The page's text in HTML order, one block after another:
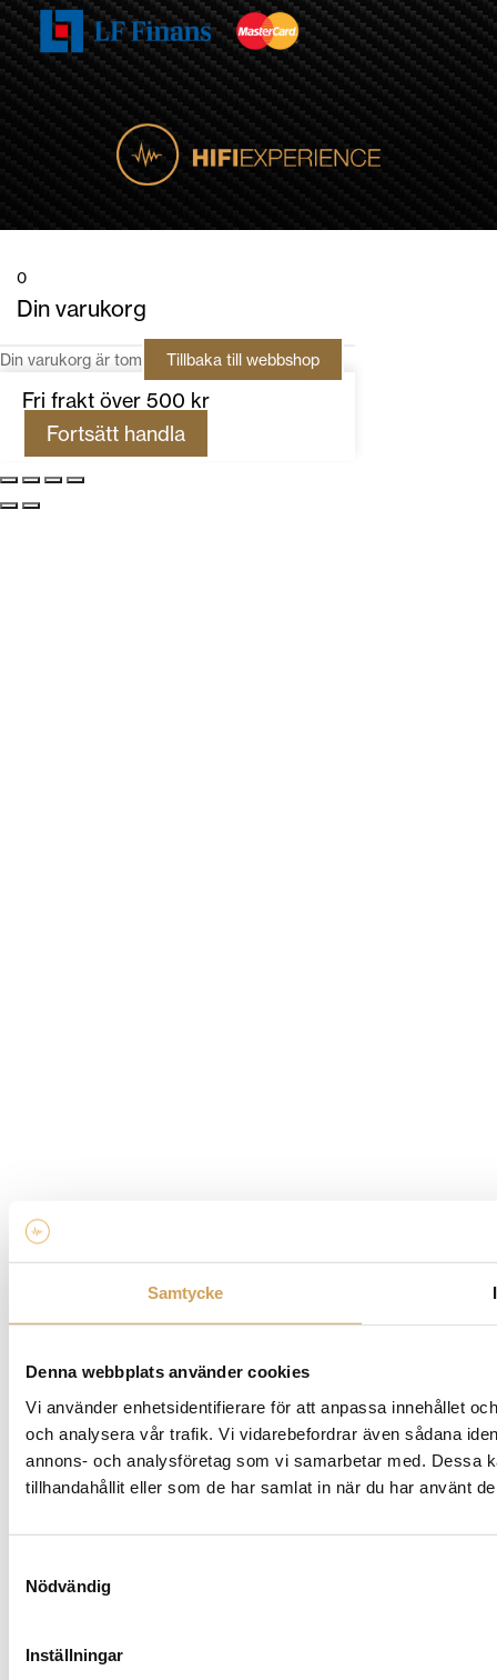
Samtycke
Denna webbplats använder cookies
Vi använder enhetsidentifierare för att anpassa innehållet
och analysera vår trafik. Vi vidarebefordrar även sådana
annons- och analysföretag som vi samarbetar med. Dessa
tillhandahållit eller som de har samlat in när du har använt
Nödvändig
Inställningar
0
Din varukorg
Din varukorg är tom Tillbaka till webbshop
Fri frakt över 500 kr
Fortsätt handla